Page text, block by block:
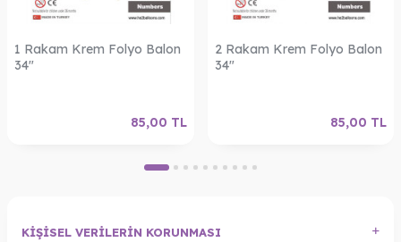
1 Rakam Krem Folyo Balon
34"
85,00 TL
2 Rakam Krem Folyo Balon
34"
85,00 TL
KIŞISEL VERILERIN KORUNMASI